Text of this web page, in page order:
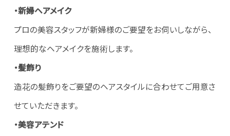
・新婦ヘアメイク
プロの美容スタッフが新婦様のご要望をお伺いしながら、
理想的なヘアメイクを施術します。
・髪飾り
造花の髪飾りをご要望のヘアスタイルに合わせてご用意さ
せていただきます。
・美容アテンド